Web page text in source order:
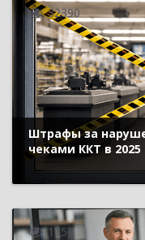
32390
Штрафы за
чеками ККТ в 2025
1154